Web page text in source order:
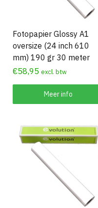
Fotopapier Glossy A1
oversize (24 inch 610
mm) 190 gr 30 meter
€58,95 excl. btw
Meer info